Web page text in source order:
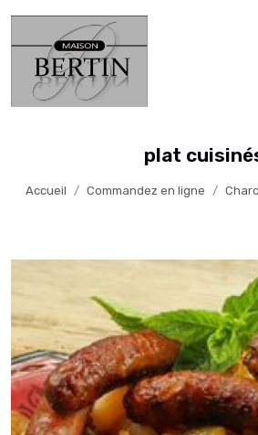
plat
Accueil Commandez en ligne